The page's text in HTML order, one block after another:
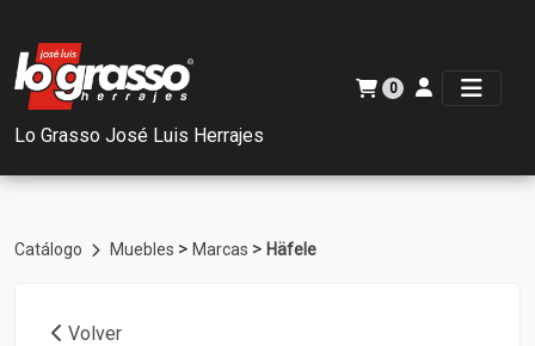
Lo Grasso José Luis Herrajes
0
Catálogo Muebles > Marcas > Häfele
Volver